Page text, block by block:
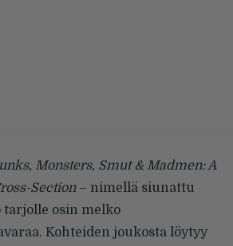
Monsters, Smut & Madmen: A
Section– nimellä siunattu
osin melko
Kohteiden joukosta löytyy